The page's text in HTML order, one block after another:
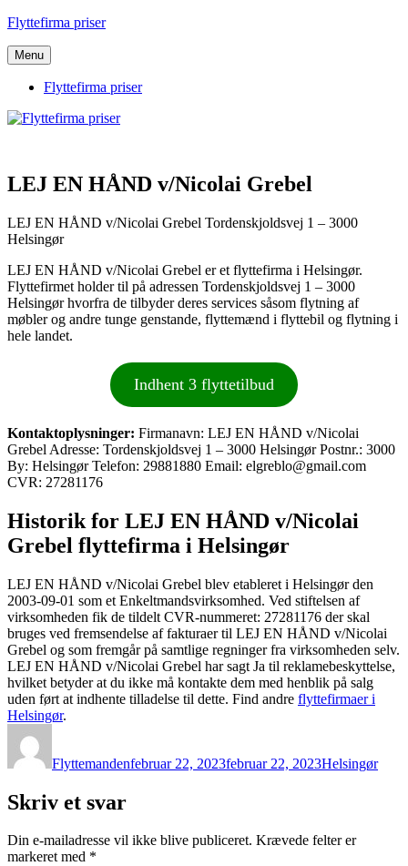
Videre
indhold
Flyttefirma priser
Menu
Flyttefirma priser
LEJ EN HÅND v/Nicolai Grebel
LEJ EN HÅND v/Nicolai Grebel Tordenskjoldsvej 1 – 3000
Helsingør
LEJ EN HÅND v/Nicolai Grebel er et flyttefirma i Helsingør.
Flyttefirmet holder til på adressen Tordenskjoldsvej 1 – 3000
Helsingør hvorfra de tilbyder deres services såsom flytning af
møbler og andre tunge genstande, flyttemænd i flyttebil og flytning i
hele landet.
Indhent 3 flyttetilbud
Kontaktoplysninger: Firmanavn: LEJ EN HÅND v/Nicolai
Grebel Adresse: Tordenskjoldsvej 1 – 3000 Helsingør Postnr.: 3000
By: Helsingør Telefon: 29881880 Email: elgreblo@gmail.com
CVR: 27281176
Historik for LEJ EN HÅND v/Nicolai
Grebel flyttefirma i Helsingør
LEJ EN HÅND v/Nicolai Grebel blev etableret i Helsingør den
2003-09-01 som et Enkeltmandsvirksomhed. Ved stiftelsen af
virksomheden fik de tildelt CVR-nummeret: 27281176 der skal
bruges ved fremsendelse af fakturaer til LEJ EN HÅND v/Nicolai
Grebel og som fremgår på samtlige regninger fra virksomheden selv.
LEJ EN HÅND v/Nicolai Grebel har sagt Ja til reklamebeskyttelse,
hvilket betyder at du ikke må kontakte dem med henblik på salg
uden ført at indhente tilladelse til dette. Find andre flyttefirmaer i
Helsingør.
Flyttemandenfebruar 22, 2023februar 22, 2023Helsingør
Skriv et svar
Din e-mailadresse vil ikke blive publiceret. Krævede felter er
markeret med *